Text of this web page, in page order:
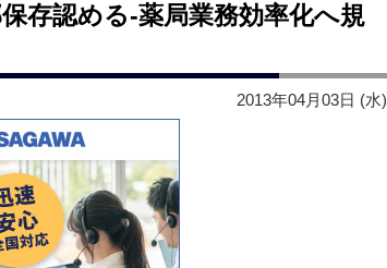
存認める‐薬局業務効率化へ規
2013年04月03日 (水)